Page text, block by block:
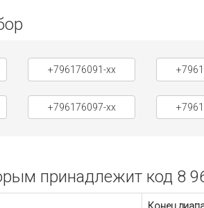
+796176091-xx
+796176097-xx
принадлежит код 8